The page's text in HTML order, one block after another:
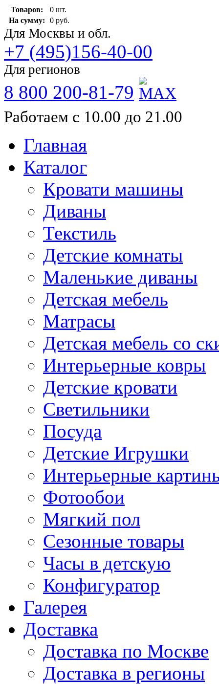
Товаров:
0 шт.
На сумму:
0 руб.
Для Москвы и обл.
+7 (495)156-40-00
Для регионов
8 800 200-81-79
Работаем с 10.00 до 21.00
Главная
Каталог
Кровати машины
Диваны
Текстиль
Детские комнаты
Маленькие диваны
Детская мебель
Матрасы
Детская мебель со
Интерьерные ковры
Детские кровати
Светильники
Посуда
Детские Игрушки
Интерьерные
Фотообои
Мягкий пол
Сезонные товары
Часы в детскую
Конфигуратор
Галерея
Доставка
Доставка по Москве
Доставка в регионы